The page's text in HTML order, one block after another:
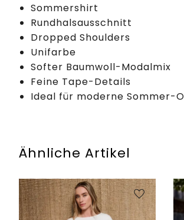
Sommershirt
Rundhalsausschnitt
Dropped Shoulders
Unifarbe
Softer Baumwoll-Modalmix
Feine Tape-Details
Ideal für moderne Sommer-
Ähnliche Artikel